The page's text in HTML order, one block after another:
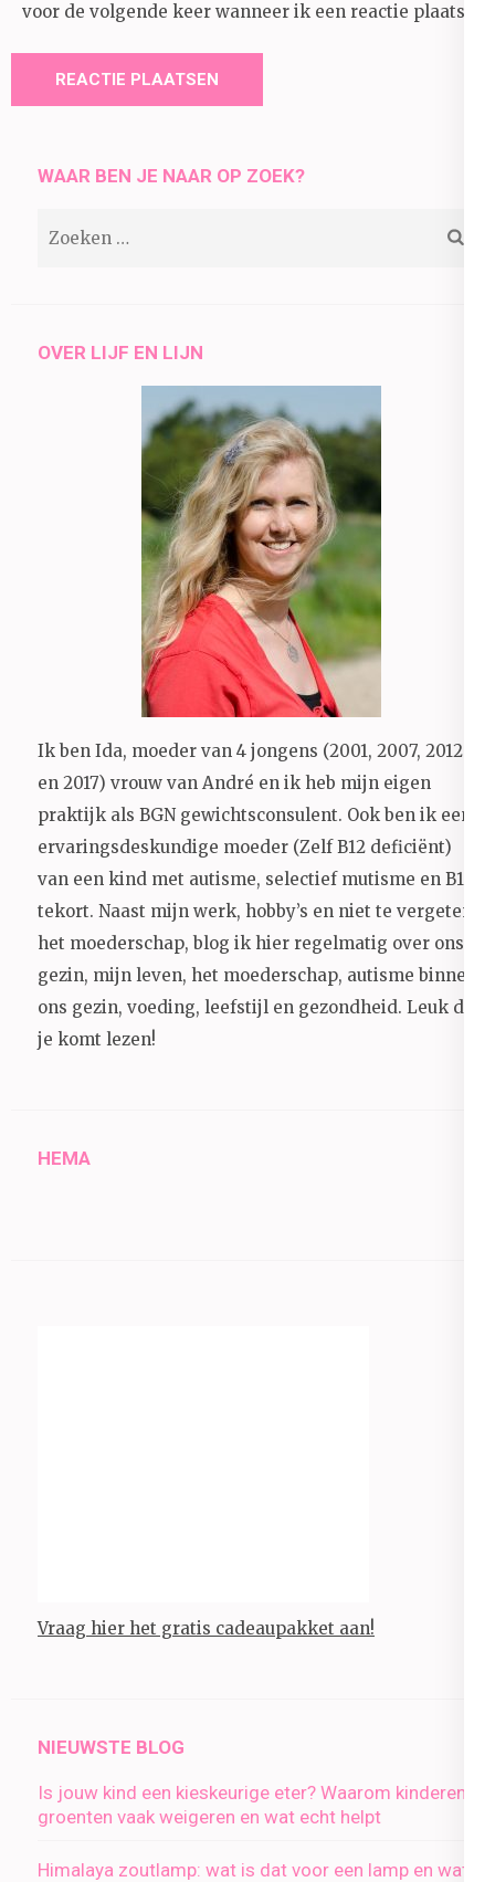
voor de volgende keer wanneer ik een reactie plaats.
WAAR BEN JE NAAR OP ZOEK?
OVER LIJF EN LIJN
Ik ben Ida, moeder van 4 jongens (2001, 2007, 2012
en 2017) vrouw van André en ik heb mijn eigen
praktijk als BGN gewichtsconsulent. Ook ben ik een
ervaringsdeskundige moeder (Zelf B12 deficiënt)
van een kind met autisme, selectief mutisme en B12
tekort. Naast mijn werk, hobby’s en niet te vergeten
het moederschap, blog ik hier regelmatig over ons
gezin, mijn leven, het moederschap, autisme binnen
ons gezin, voeding, leefstijl en gezondheid. Leuk dat
je komt lezen!
HEMA
Vraag hier het gratis cadeaupakket aan!
NIEUWSTE BLOG
Is jouw kind een kieskeurige eter? Waarom kinderen
groenten vaak weigeren en wat echt helpt
Himalaya zoutlamp: wat is dat voor een lamp en wat